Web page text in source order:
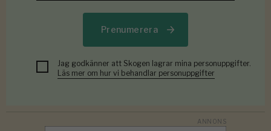
Prenumerera
Jag godkänner att Skogen lagrar mina personuppgifter.
Läs mer om hur vi behandlar personuppgifter